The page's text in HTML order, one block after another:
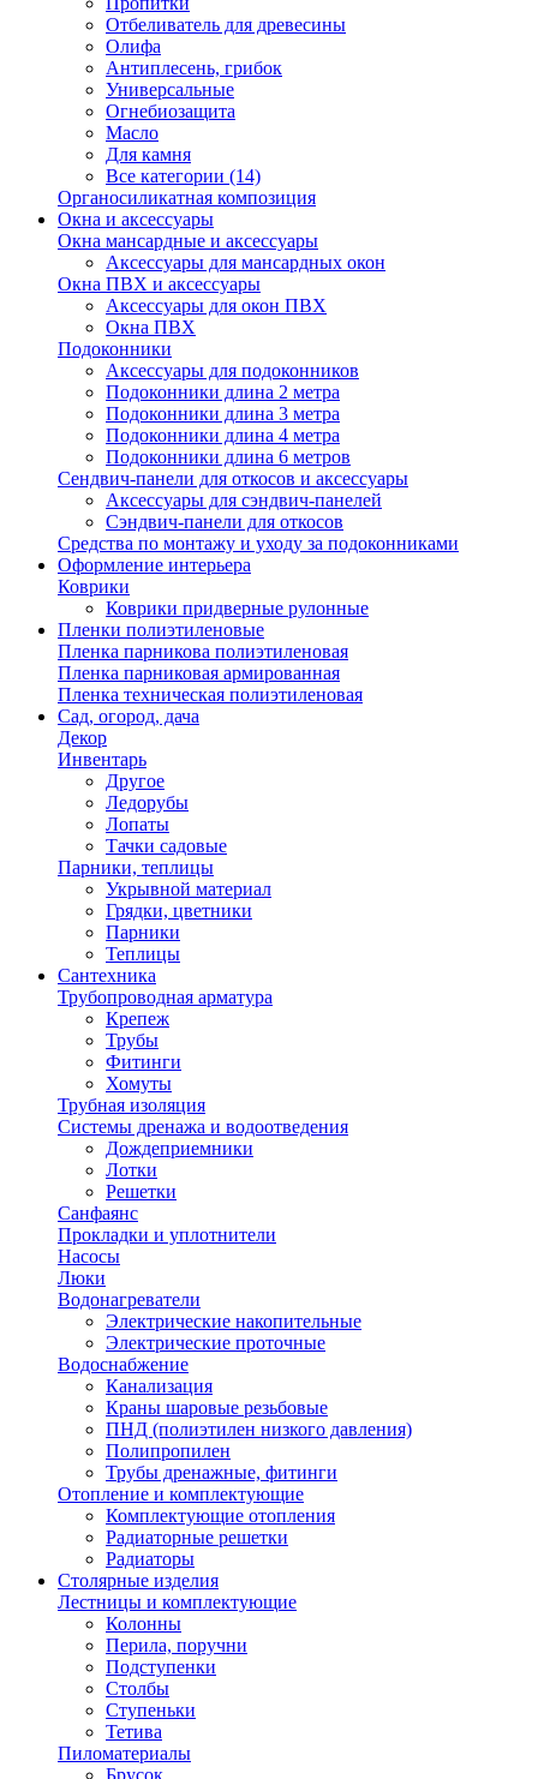
Отбеливатель для древесины
Олифа
Антиплесень, грибок
Универсальные
Огнебиозащита
Масло
Для камня
Все категории (14)
Органосиликатная композиция
Окна и аксессуары
Окна мансардные и аксессуары
Аксессуары для мансардных окон
Окна ПВХ и аксессуары
Аксессуары для окон ПВХ
Окна ПВХ
Подоконники
Аксессуары для подоконников
Подоконники длина 2 метра
Подоконники длина 3 метра
Подоконники длина 4 метра
Подоконники длина 6 метров
Сендвич-панели для откосов и аксессуары
Аксессуары для сэндвич-панелей
Сэндвич-панели для откосов
Средства по монтажу и уходу за подоконниками
Оформление интерьера
Коврики
Коврики придверные рулонные
Пленки полиэтиленовые
Пленка парникова полиэтиленовая
Пленка парниковая армированная
Пленка техническая полиэтиленовая
Сад, огород, дача
Декор
Инвентарь
Другое
Ледорубы
Лопаты
Тачки садовые
Парники, теплицы
Укрывной материал
Грядки, цветники
Парники
Теплицы
Сантехника
Трубопроводная арматура
Крепеж
Трубы
Фитинги
Хомуты
Трубная изоляция
Системы дренажа и водоотведения
Дождеприемники
Лотки
Решетки
Санфаянс
Прокладки и уплотнители
Насосы
Люки
Водонагреватели
Электрические накопительные
Электрические проточные
Водоснабжение
Канализация
Краны шаровые резьбовые
ПНД (полиэтилен низкого давления)
Полипропилен
Трубы дренажные, фитинги
Отопление и комплектующие
Комплектующие отопления
Радиаторные решетки
Радиаторы
Столярные изделия
Лестницы и комплектующие
Колонны
Перила, поручни
Подступенки
Столбы
Ступеньки
Тетива
Пиломатериалы
Брусок